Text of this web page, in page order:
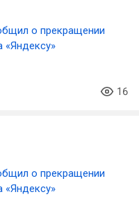
о прекращении
«Яндексу»
16
о прекращении
«Яндексу»